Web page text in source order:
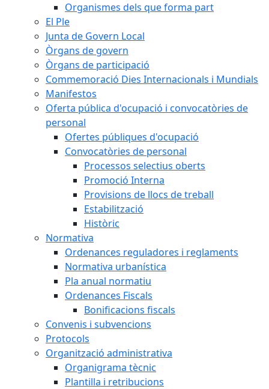
Organismes dels que forma part
El Ple
Junta de Govern Local
Òrgans de govern
Òrgans de participació
Commemoració Dies Internacionals i Mundials
Manifestos
Oferta pública d'ocupació i convocatòries de
personal
Ofertes públiques d'ocupació
Convocatòries de personal
Processos selectius oberts
Promoció Interna
Provisions de llocs de treball
Estabilització
Històric
Normativa
Ordenances reguladores i reglaments
Normativa urbanística
Pla anual normatiu
Ordenances Fiscals
Bonificacions fiscals
Convenis i subvencions
Protocols
Organització administrativa
Organigrama tècnic
Plantilla i retribucions